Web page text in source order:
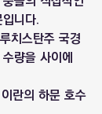
니다.
치스탄주 국경
량을 사이에
란의 하문 호수